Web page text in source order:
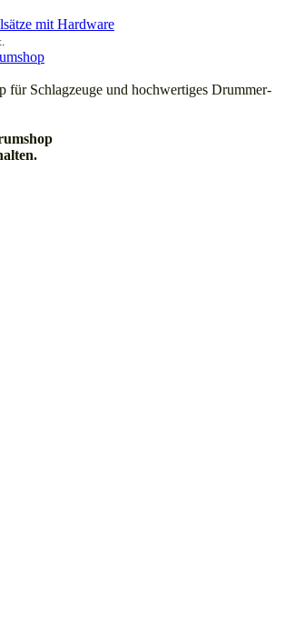
mit Hardware
für Schlagzeuge und hochwertiges Drummer-